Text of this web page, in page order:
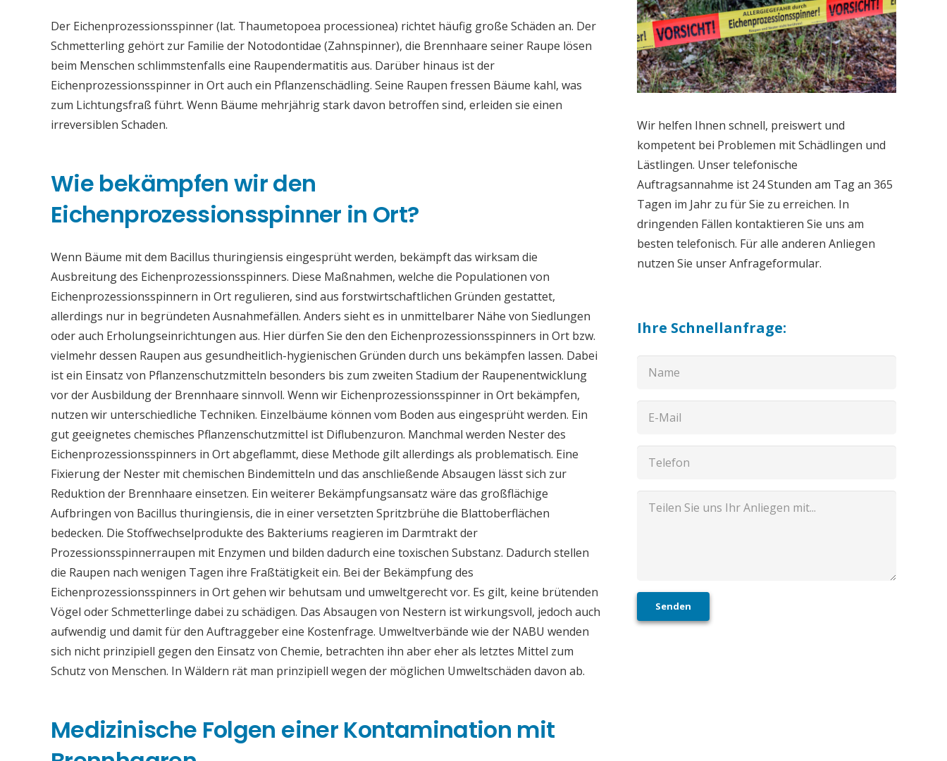
Der Eichenprozessionsspinner (lat. Thaumetopoea processionea) richtet häufig große Schäden an. Der
Schmetterling gehört zur Familie der Notodontidae (Zahnspinner), die Brennhaare seiner Raupe lösen
beim Menschen schlimmstenfalls eine Raupendermatitis aus. Darüber hinaus ist der
Eichenprozessionsspinner in Ort auch ein Pflanzenschädling. Seine Raupen fressen Bäume kahl, was
zum Lichtungsfraß führt. Wenn Bäume mehrjährig stark davon betroffen sind, erleiden sie einen
irreversiblen Schaden.
Wie bekämpfen wir den
Eichenprozessionsspinner in Ort?
Wenn Bäume mit dem Bacillus thuringiensis eingesprüht werden, bekämpft das wirksam die
Ausbreitung des Eichenprozessionsspinners. Diese Maßnahmen, welche die Populationen von
Eichenprozessionsspinnern in Ort regulieren, sind aus forstwirtschaftlichen Gründen gestattet,
allerdings nur in begründeten Ausnahmefällen. Anders sieht es in unmittelbarer Nähe von Siedlungen
oder auch Erholungseinrichtungen aus. Hier dürfen Sie den den Eichenprozessionsspinners in Ort bzw.
vielmehr dessen Raupen aus gesundheitlich-hygienischen Gründen durch uns bekämpfen lassen. Dabei
ist ein Einsatz von Pflanzenschutzmitteln besonders bis zum zweiten Stadium der Raupenentwicklung
vor der Ausbildung der Brennhaare sinnvoll. Wenn wir Eichenprozessionsspinner in Ort bekämpfen,
nutzen wir unterschiedliche Techniken. Einzelbäume können vom Boden aus eingesprüht werden. Ein
gut geeignetes chemisches Pflanzenschutzmittel ist Diflubenzuron. Manchmal werden Nester des
Eichenprozessionsspinners in Ort abgeflammt, diese Methode gilt allerdings als problematisch. Eine
Fixierung der Nester mit chemischen Bindemitteln und das anschließende Absaugen lässt sich zur
Reduktion der Brennhaare einsetzen. Ein weiterer Bekämpfungsansatz wäre das großflächige
Aufbringen von Bacillus thuringiensis, die in einer versetzten Spritzbrühe die Blattoberflächen
bedecken. Die Stoffwechselprodukte des Bakteriums reagieren im Darmtrakt der
Prozessionsspinnerraupen mit Enzymen und bilden dadurch eine toxischen Substanz. Dadurch stellen
die Raupen nach wenigen Tagen ihre Fraßtätigkeit ein. Bei der Bekämpfung des
Eichenprozessionsspinners in Ort gehen wir behutsam und umweltgerecht vor. Es gilt, keine brütenden
Vögel oder Schmetterlinge dabei zu schädigen. Das Absaugen von Nestern ist wirkungsvoll, jedoch auch
aufwendig und damit für den Auftraggeber eine Kostenfrage. Umweltverbände wie der NABU wenden
sich nicht prinzipiell gegen den Einsatz von Chemie, betrachten ihn aber eher als letztes Mittel zum
Schutz von Menschen. In Wäldern rät man prinzipiell wegen der möglichen Umweltschäden davon ab.
Medizinische Folgen einer Kontamination mit
Wir helfen Ihnen schnell, preiswert und
kompetent bei Problemen mit Schädlingen und
Lästlingen. Unser telefonische
Auftragsannahme ist 24 Stunden am Tag an 365
Tagen im Jahr zu für Sie zu erreichen. In
dringenden Fällen kontaktieren Sie uns am
besten telefonisch. Für alle anderen Anliegen
nutzen Sie unser Anfrageformular.
Ihre Schnellanfrage:
Senden